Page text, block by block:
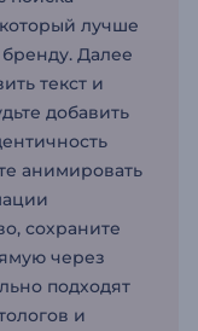
лучше
Далее
текст и
добавить
анимировать
сохраните
через
подходят
и